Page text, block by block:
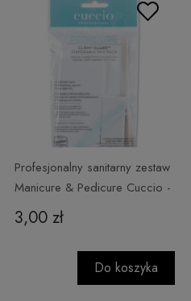
Profesjonalny sanitarny zestaw
Manicure & Pedicure Cuccio -
Must Have!
3,00 zł
Do koszyka